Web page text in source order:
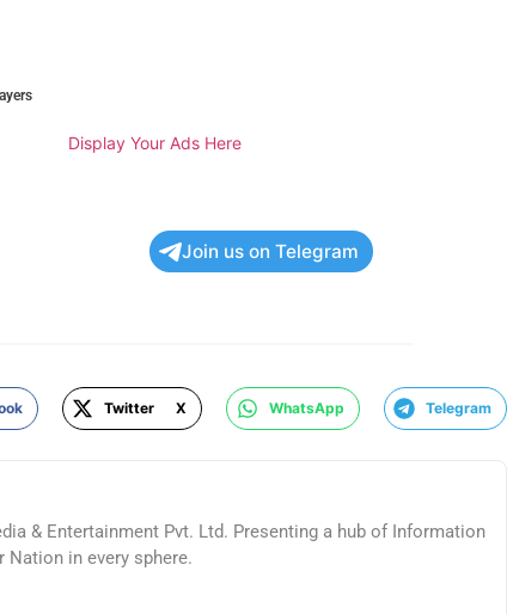
Display Your Ads Here
Join us on Telegram
Twitter X WhatsApp Telegram
& Entertainment Pvt. Ltd. Presenting a hub of Information
in every sphere.